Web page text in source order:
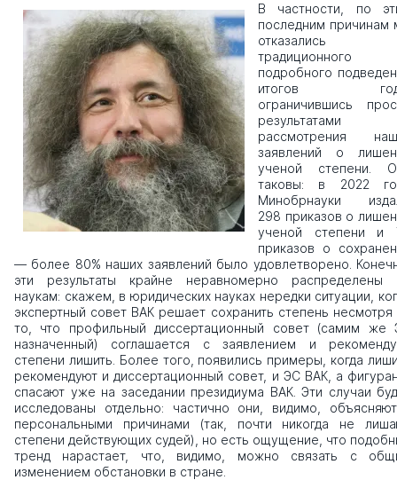
В частности, по
последним причинам
отказались
традиционного
подробного
итогов
ограничившись
результатами
рассмотрения
заявлений о
ученой степени.
таковы: в 2022
Минобрнауки
298 приказов о
ученой степени и
приказов о
— более 80% наших заявлений было удовлетворено.
эти результаты крайне неравномерно распределены
наукам: скажем, в юридических науках нередки ситуации,
экспертный совет ВАК решает сохранить степень несмотря
то, что профильный диссертационный совет (самим же
назначенный) соглашается с заявлением и
степени лишить. Более того, появились примеры, когда
рекомендуют и диссертационный совет, и ЭС ВАК, а
спасают уже на заседании президиума ВАК. Эти случаи
исследованы отдельно: частично они, видимо,
персональными причинами (так, почти никогда не
степени действующих судей), но есть ощущение, что
тренд нарастает, что, видимо, можно связать с
изменением обстановки в стране.